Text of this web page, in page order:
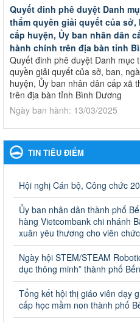
Quyết đinh phê duyệt Danh
thẩm quyền giải quyết của sở,
cấp huyện, Ủy ban nhân dân
hành chính trên địa bàn tỉnh
Quyết đinh phê duyệt Danh mục
quyền giải quyết của sở, ban,
huyện, Ủy ban nhân dân cấp xã
trên địa bàn tỉnh Bình Dương
Ngày ban hành: 13/03/2025
Kế hoạch Phổ biến, giáo dục
Giáo dục và Đào tạo thành phố
Kế hoạch Phổ biến, giáo dục
Ngày ban hành: 28/02/2025
Quyết định công bố thủ tục
vực giáo dục đào tạo thuộc
giáo dục khác thuộc thẩm
và Đào tạo, Ủy ban nhân dân
Quyết định công bố thủ tục
giáo dục đào tạo thuộc hệ giáo
khác thuộc thẩm quyền giải
Ủy ban nhân dân cấp huyện
Ngày ban hành: 30/09/2024
TIN TIÊU ĐIỂM
Hội nghị Cán bộ, Công chức
Ủy ban nhân dân thành phố
hàng Vietcombank chi nhánh
xuân yêu thương cho viên
Ngày hội STEM/STEAM
dục thông minh” thành phố
Tổng kết hội thị giáo viên dạy
cấp học mầm non thành phố